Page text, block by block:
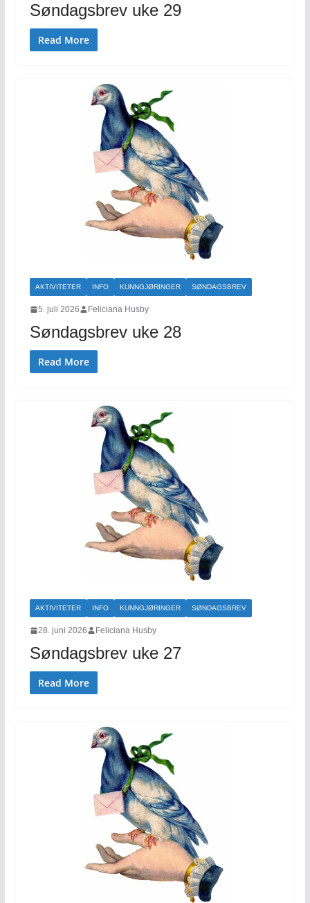
Søndagsbrev uke 29
Read More
AKTIVITETER INFO KUNNGJØRINGER SØNDAGSBREV
5. juli 2026 Feliciana Husby
Søndagsbrev uke 28
Read More
AKTIVITETER INFO KUNNGJØRINGER SØNDAGSBREV
28. juni 2026 Feliciana Husby
Søndagsbrev uke 27
Read More